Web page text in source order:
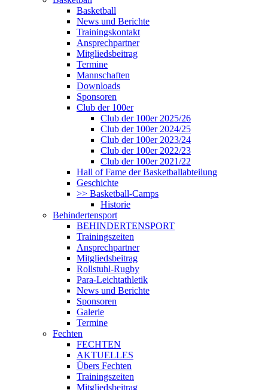
Basketball
News und Berichte
Trainingskontakt
Ansprechpartner
Mitgliedsbeitrag
Termine
Mannschaften
Downloads
Sponsoren
Club der 100er
Club der 100er 2025/26
Club der 100er 2024/25
Club der 100er 2023/24
Club der 100er 2022/23
Club der 100er 2021/22
Hall of Fame der Basketballabteilung
Geschichte
>> Basketball-Camps
Historie
Behindertensport
BEHINDERTENSPORT
Trainingszeiten
Ansprechpartner
Mitgliedsbeitrag
Rollstuhl-Rugby
Para-Leichtathletik
News und Berichte
Sponsoren
Galerie
Termine
Fechten
FECHTEN
AKTUELLES
Übers Fechten
Trainingszeiten
Mitgliedsbeitrag